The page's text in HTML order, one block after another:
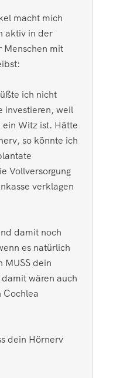
macht mich
aktiv in der
Menschen mit
ich nicht
investieren, weil
ein Witz ist. Hätte
so könnte ich
Vollversorgung
verklagen
damit noch
es natürlich
MUSS dein
wären auch
Cochlea
dein Hörnerv